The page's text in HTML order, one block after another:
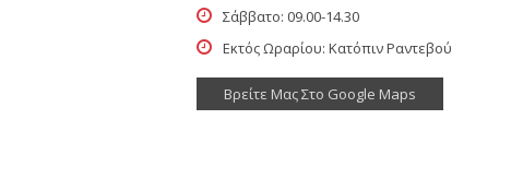
Σάββατο: 09.00-14.30
Εκτός Ωραρίου: Κατόπιν Ραντεβού
Βρείτε Μας Στο Google Maps